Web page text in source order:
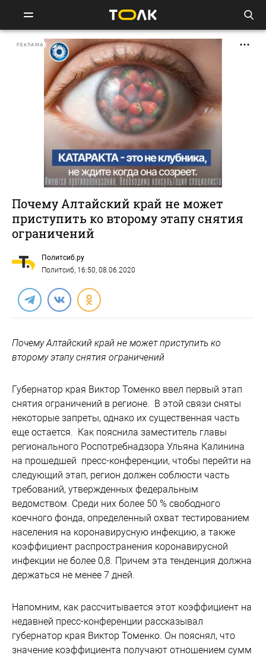
РЕКЛАМА
Почему Алтайский край не может
приступить ко второму этапу снятия
ограничений
Политсиб.ру
Политсиб, 16:50, 08.06.2020
Почему Алтайский край не может приступить ко
второму этапу снятия ограничений
Губернатор края Виктор Томенко ввел первый этап
снятия ограничений в регионе. В этой связи сняты
некоторые запреты, однако их существенная часть
еще остается. Как пояснила заместитель главы
регионального Роспотребнадзора Ульяна Калинина
на прошедшей пресс-конференции, чтобы перейти на
следующий этап, регион должен соблюсти часть
требований, утвержденных федеральным
ведомством. Среди них более 50 % свободного
коечного фонда, определенный охват тестированием
населения на коронавирусную инфекцию, а также
коэффициент распространения коронавирусной
инфекции не более 0,8. Причем эта тенденция должна
держаться не менее 7 дней.
Напомним, как рассчитывается этот коэффициент на
недавней пресс-конференции рассказывал
губернатор края Виктор Томенко. Он пояснял, что
значение коэффициента получают отношением сумм